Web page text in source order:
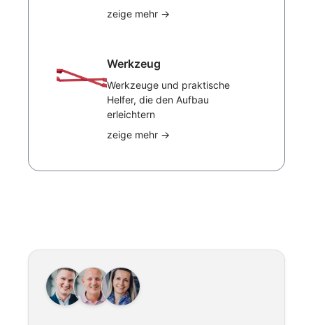
zeige mehr →
Werkzeug
Werkzeuge und praktische
Helfer, die den Aufbau
erleichtern
zeige mehr →